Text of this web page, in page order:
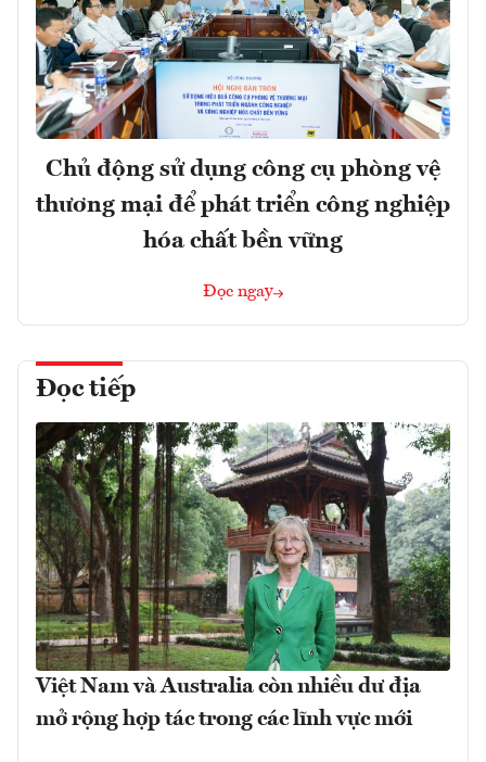
Chủ động sử dụng công cụ phòng vệ
thương mại để phát triển công nghiệp
hóa chất bền vững
Đọc ngay
Đọc tiếp
Việt Nam và Australia còn nhiều dư địa
mở rộng hợp tác trong các lĩnh vực mới